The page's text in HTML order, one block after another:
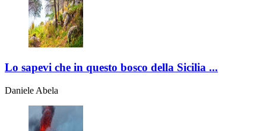
Lo sapevi che in questo bosco della Sicilia ...
Daniele Abela